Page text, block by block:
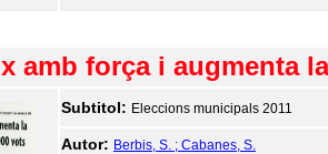
amb força i augmenta
Subtitol: Eleccions municipals 2011
Autor: Berbis, S. ; Cabanes, S.